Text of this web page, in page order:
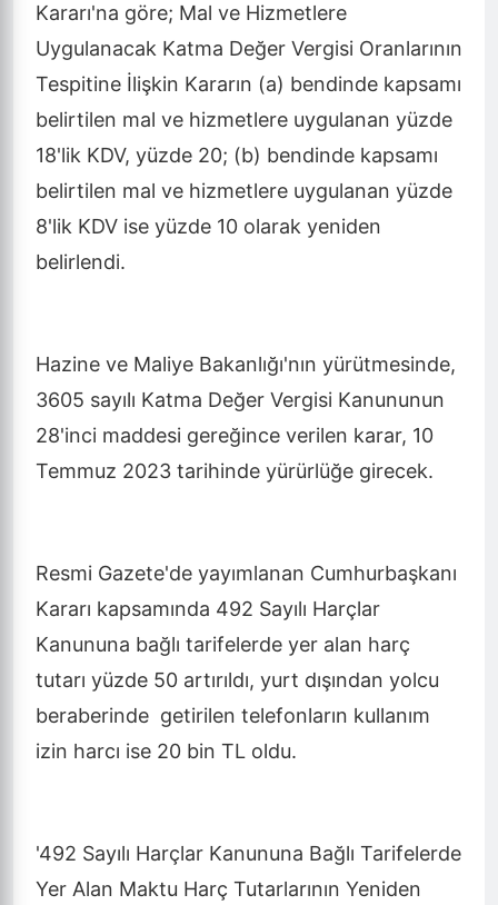
Kararı'na göre; Mal ve Hizmetlere
Uygulanacak Katma Değer Vergisi Oranlarının
Tespitine İlişkin Kararın (a) bendinde kapsamı
belirtilen mal ve hizmetlere uygulanan yüzde
18'lik KDV, yüzde 20; (b) bendinde kapsamı
belirtilen mal ve hizmetlere uygulanan yüzde
8'lik KDV ise yüzde 10 olarak yeniden
belirlendi.
Hazine ve Maliye Bakanlığı'nın yürütmesinde,
3605 sayılı Katma Değer Vergisi Kanununun
28'inci maddesi gereğince verilen karar, 10
Temmuz 2023 tarihinde yürürlüğe girecek.
Resmi Gazete'de yayımlanan Cumhurbaşkanı
Kararı kapsamında 492 Sayılı Harçlar
Kanununa bağlı tarifelerde yer alan harç
tutarı yüzde 50 artırıldı, yurt dışından yolcu
beraberinde getirilen telefonların kullanım
izin harcı ise 20 bin TL oldu.
'492 Sayılı Harçlar Kanununa Bağlı Tarifelerde
Yer Alan Maktu Harç Tutarlarının Yeniden